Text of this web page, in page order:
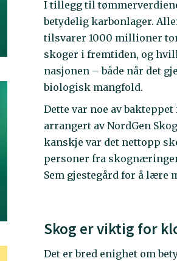
I tillegg til
betydelig karbonlager.
tilsvarer 1000 millioner
skoger i fremtiden, og
nasjonen – både når det
biologisk mangfold.
Dette var noe av
arrangert av NordGen
kanskje var det nettopp
personer fra
Sem gjestegård for å lære
Skog er viktig for
Det er bred enighet om